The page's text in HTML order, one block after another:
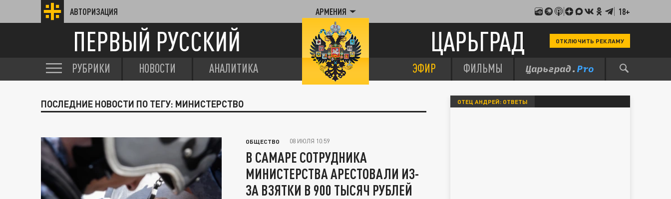
АВТОРИЗАЦИЯ АРМЕНИЯ 18+
ПЕРВЫЙ РУССКИЙ ЦАРЬГРАД ОТКЛЮЧИТЬ РЕКЛАМУ
РУБРИКИ НОВОСТИ АНАЛИТИКА ЭФИР ФИЛЬМЫ
ПОСЛЕДНИЕ НОВОСТИ ПО ТЕГУ: МИНИСТЕРСТВО
ОБЩЕСТВО 08 ИЮЛЯ 10:59
В САМАРЕ СОТРУДНИКА
МИНИСТЕРСТВА АРЕСТОВАЛИ ИЗ-
ЗА ВЗЯТКИ В 900 ТЫСЯЧ РУБЛЕЙ
ОТЕЦ АНДРЕЙ: ОТВЕТЫ